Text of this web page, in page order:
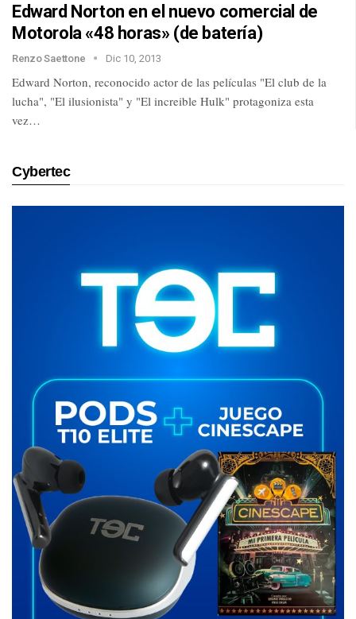
Edward Norton en el nuevo comercial de
Motorola «48 horas» (de batería)
Renzo Saettone Dic 10, 2013
Edward Norton, reconocido actor de las películas "El club de la
lucha", "El ilusionista" y "El increible Hulk" protagoniza esta
vez…
Cybertec